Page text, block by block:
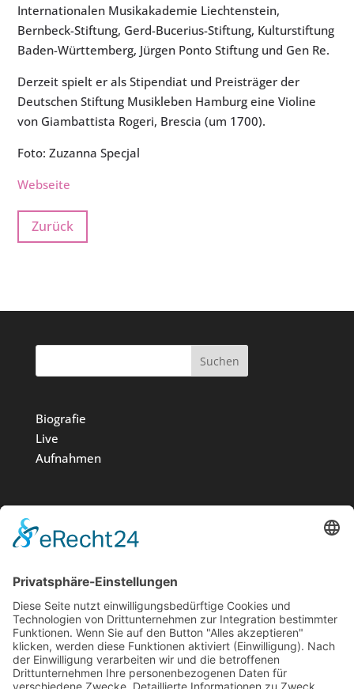
Internationalen Musikakademie Liechtenstein,
Bernbeck-Stiftung, Gerd-Bucerius-Stiftung, Kulturstiftung
Baden-Württemberg, Jürgen Ponto Stiftung und Gen Re.
Derzeit spielt er als Stipendiat und Preisträger der
Deutschen Stiftung Musikleben Hamburg eine Violine
von Giambattista Rogeri, Brescia (um 1700).
Foto: Zuzanna Specjal
Webseite
Zurück
Suchen
Biografie
Live
Aufnahmen
Medien
News
Kontakt
Impressum